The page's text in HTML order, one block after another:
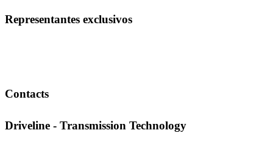
Representantes exclusivos
Contacts
Driveline - Transmission Technology